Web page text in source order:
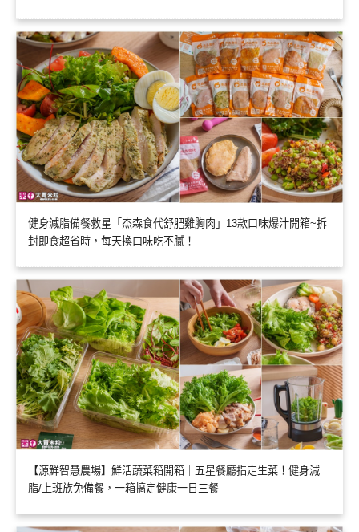
健身減脂備餐救星「杰森食代舒肥雞胸肉」13款口味爆汁開箱~拆
封即食超省時，每天換口味吃不膩！
【源鮮智慧農場】鮮活蔬菜箱開箱｜五星餐廳指定生菜！健身減
脂/上班族免備餐，一箱搞定健康一日三餐